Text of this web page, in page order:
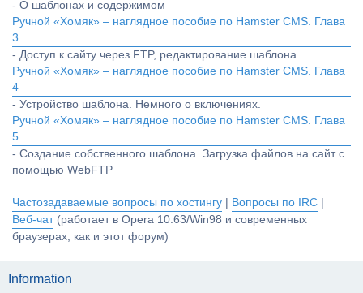
- О шаблонах и содержимом
Ручной «Хомяк» – наглядное пособие по Hamster CMS. Глава
3
- Доступ к сайту через FTP, редактирование шаблона
Ручной «Хомяк» – наглядное пособие по Hamster CMS. Глава
4
- Устройство шаблона. Немного о включениях.
Ручной «Хомяк» – наглядное пособие по Hamster CMS. Глава
5
- Создание собственного шаблона. Загрузка файлов на сайт с
помощью WebFTP
Частозадаваемые вопросы по хостингу Вопросы по IRC
Веб-чат(работает в Opera 10.63/Win98 и современных
браузерах, как и этот форум)
Information